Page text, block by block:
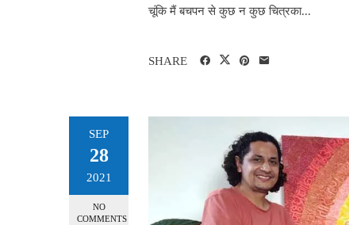
चूंकि मैं बचपन से कुछ न कुछ चित्रका...
SHARE
SEP
28
2021
NO
COMMENTS